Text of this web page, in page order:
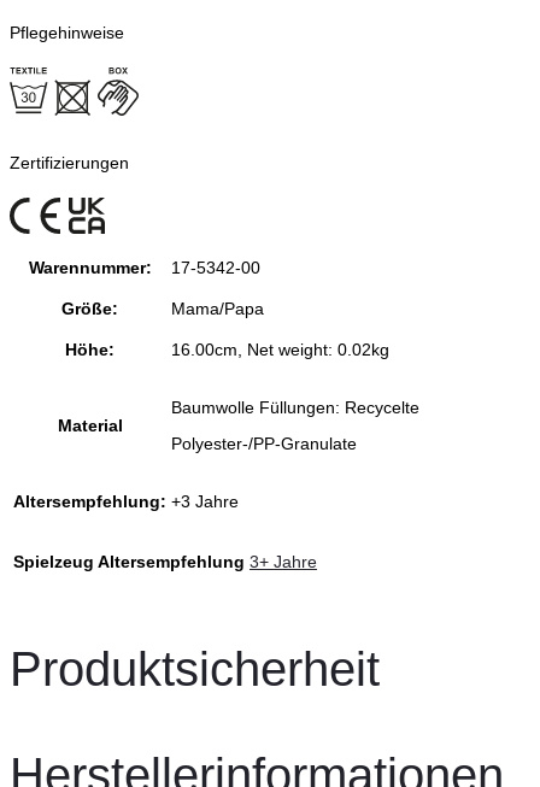
Pflegehinweise
Zertifizierungen
Warennummer: 17-5342-00
Größe: Mama/Papa
Höhe: 16.00cm, Net weight: 0.02kg
Material
Baumwolle Füllungen: Recycelte
Polyester-/PP-Granulate
Altersempfehlung: +3 Jahre
Spielzeug Altersempfehlung 3+ Jahre
Produktsicherheit
Herstellerinformationen